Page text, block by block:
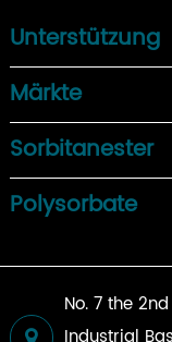
Unterstützung
Märkte
Sorbitanester
Polysorbate
No. 7 the